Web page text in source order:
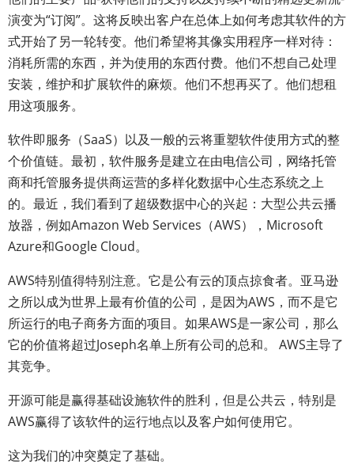
演变为“订阅”。这将反映出客户在总体上如何考虑其软件的方
式开始了另一轮转变。他们希望将其像实用程序一样对待：
消耗所需的东西，并为使用的东西付费。他们不想自己处理
安装，维护和扩展软件的麻烦。他们不想再买了。他们想租
用这项服务。
软件即服务（SaaS）以及一般的云将重塑软件使用方式的整
个价值链。最初，软件服务是建立在由电信公司，网络托管
商和托管服务提供商运营的多样化数据中心生态系统之上
的。最近，我们看到了超级数据中心的兴起：大型公共云播
放器，例如Amazon Web Services（AWS），Microsoft
Azure和Google Cloud。
AWS特别值得特别注意。它是公有云的顶点掠食者。亚马逊
之所以成为世界上最有价值的公司，是因为AWS，而不是它
所运行的电子商务方面的项目。如果AWS是一家公司，那么
它的价值将超过Joseph名单上所有公司的总和。 AWS主导了
其竞争。
开源可能是赢得基础设施软件的胜利，但是公共云，特别是
AWS赢得了该软件的运行地点以及客户如何使用它。
这为我们的冲突奠定了基础。